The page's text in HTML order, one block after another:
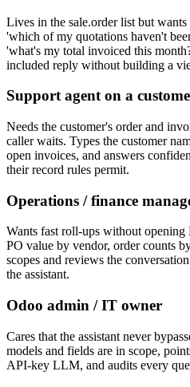
Lives in the sale.order list but
'which of my quotations haven't
'what's my total invoiced this
included reply without building a
Support agent on a
Needs the customer's order and
caller waits. Types the customer
open invoices, and answers
their record rules permit.
Operations / finance
Wants fast roll-ups without opening
PO value by vendor, order counts
scopes and reviews the
the assistant.
Odoo admin / IT owner
Cares that the assistant never
models and fields are in scope,
API-key LLM, and audits every